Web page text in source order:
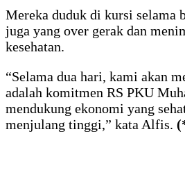
Mereka duduk di kursi selama
juga yang over gerak dan
kesehatan.
“Selama dua hari, kami akan
adalah komitmen RS PKU
mendukung ekonomi yang
menjulang tinggi,” kata Alfis.